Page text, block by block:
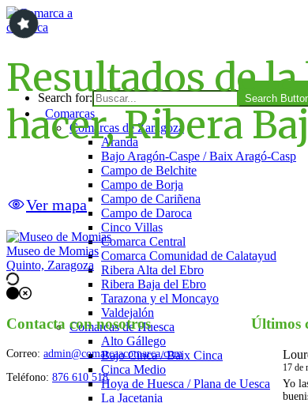
Saltar
al
contenido
Comarca a comarca
Search for: Search
Comarcas
Comarcas de Zaragoza
Aranda
Bajo Aragón-Caspe / Baix Aragó-Casp
Campo de Belchite
Campo de Borja
Campo de Cariñena
Campo de Daroca
Cinco Villas
Comarca Central
Comarca Comunidad de Calatayud
Ribera Alta del Ebro
Ribera Baja del Ebro
Tarazona y el Moncayo
Valdejalón
Comarcas de Huesca
Alto Gállego
Bajo Cinca / Baix Cinca
Cinca Medio
Hoya de Huesca / Plana de Uesca
La Jacetania
Resultados de
hacer, Ribera
Ver mapa
Museo de Momias
Quinto, Zaragoza
Navegación
de
los
puestos
Contacta con nosotros
Correo: admin@comarcaacomarca.com
Teléfono: 876 610 518
Últimos
17 de
Yo